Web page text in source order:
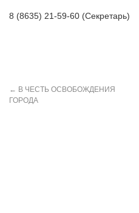
8 (8635) 21-59-60 (Секретарь)
← В ЧЕСТЬ ОСВОБОЖДЕНИЯ
ГОРОДА